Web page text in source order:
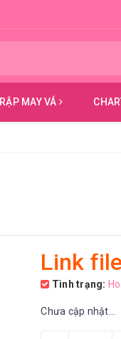
RẬP MAY VÁ
Link file
Tình trạng:
Chưa cập nhật...